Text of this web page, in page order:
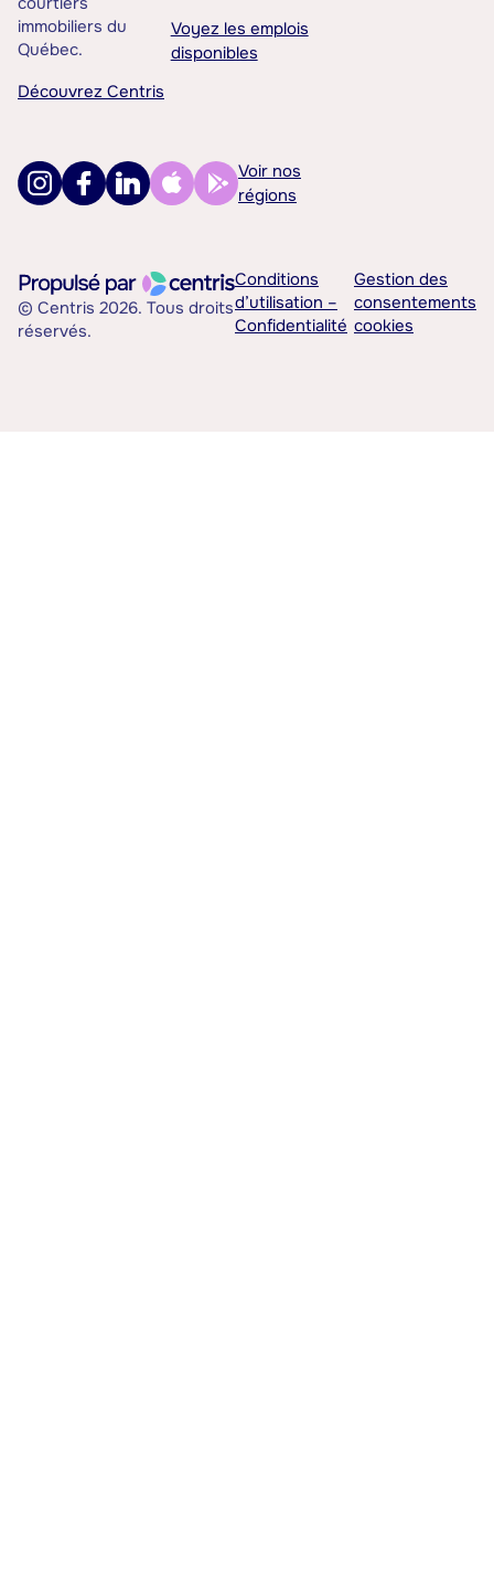
immobiliers du
Québec.
Découvrez Centris
Voyez les emplois
disponibles
Voir nos
régions
© Centris 2026. Tous droits
réservés.
Conditions
d’utilisation –
Confidentialité
Gestion des
consentements
cookies